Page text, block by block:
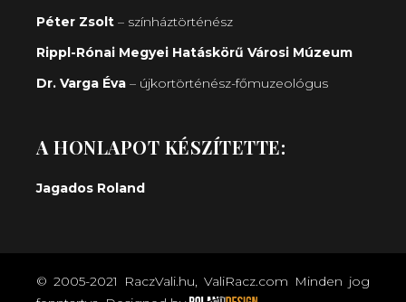
Péter Zsolt – színháztörténész
Rippl-Rónai Megyei Hatáskörű Városi Múzeum
Dr. Varga Éva – újkortörténész-főmuzeológus
A HONLAPOT KÉSZÍTETTE:
Jagados Roland
© 2005-2021 RaczVali.hu, ValiRacz.com Minden jog